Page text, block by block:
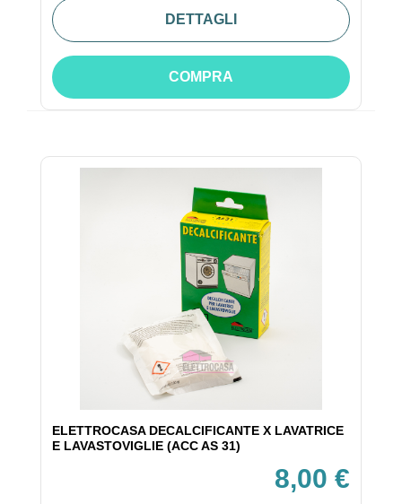
DETTAGLI
COMPRA
ELETTROCASA DECALCIFICANTE X LAVATRICE
E LAVASTOVIGLIE (ACC AS 31)
8,00 €